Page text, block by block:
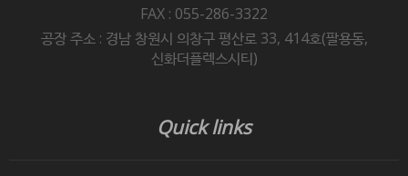
FAX : 055-286-3322
공장 주소 : 경남 창원시 의창구 평산로 33, 414호(팔용동,
신화더플렉스시티)
Quick links